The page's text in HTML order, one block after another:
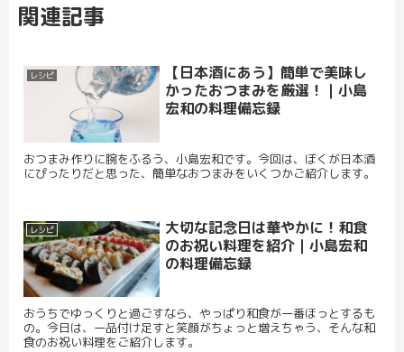
関連記事
レシピ
【日本酒にあう】簡単で美味し
かったおつまみを厳選！｜小島
宏和の料理備忘録
おつまみ作りに腕をふるう、小島宏和です。今回は、ぼくが日本酒
にぴったりだと思った、簡単なおつまみをいくつかご紹介します。
レシピ
大切な記念日は華やかに！和食
のお祝い料理を紹介｜小島宏和
の料理備忘録
おうちでゆっくりと過ごすなら、やっぱり和食が一番ほっとするも
の。今日は、一品付け足すと笑顔がちょっと増えちゃう、そんな和
食のお祝い料理をご紹介します。